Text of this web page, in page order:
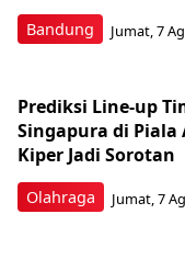
Bandung Jumat, 7
Olahraga
Prediksi Line-up
Singapura di Piala
Kiper Jadi Sorotan
Jumat, 7